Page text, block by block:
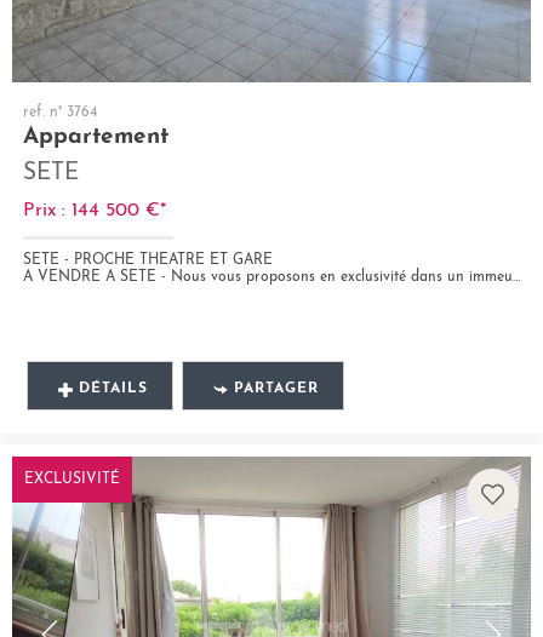
ref. n° 3764
Appartement
SETE
Prix : 144 500 €*
SETE - PROCHE THEATRE ET GARE
A VENDRE A SETE - Nous vous proposons en exclusivité dans un immeuble ancien, à proximité immédiate de la gare et du...
DÉTAILS PARTAGER
EXCLUSIVITÉ